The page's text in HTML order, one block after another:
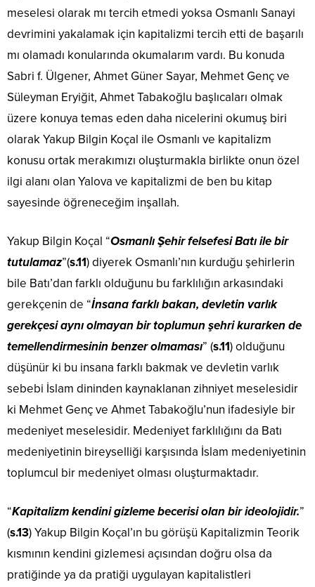
meselesi olarak mı tercih etmedi yoksa Osmanlı Sanayi
devrimini yakalamak için kapitalizmi tercih etti de başarılı
mı olamadı konularında okumalarım vardı. Bu konuda
Sabri f. Ülgener, Ahmet Güner Sayar, Mehmet Genç ve
Süleyman Eryiğit, Ahmet Tabakoğlu başlıcaları olmak
üzere konuya temas eden daha nicelerini okumuş biri
olarak Yakup Bilgin Koçal ile Osmanlı ve kapitalizm
konusu ortak merakımızı oluşturmakla birlikte onun özel
ilgi alanı olan Yalova ve kapitalizmi de ben bu kitap
sayesinde öğreneceğim inşallah.
Yakup Bilgin Koçal “Osmanlı Şehir felsefesi Batı ile bir
tutulamaz”(s.11) diyerek Osmanlı’nın kurduğu şehirlerin
bile Batı’dan farklı olduğunu bu farklılığın arkasındaki
gerekçenin de “İnsana farklı bakan, devletin varlık
gerekçesi aynı olmayan bir toplumun şehri kurarken de
temellendirmesinin benzer olmaması” (s.11) olduğunu
düşünür ki bu insana farklı bakmak ve devletin varlık
sebebi İslam dininden kaynaklanan zihniyet meselesidir
ki Mehmet Genç ve Ahmet Tabakoğlu’nun ifadesiyle bir
medeniyet meselesidir. Medeniyet farklılığını da Batı
medeniyetinin bireyselliği karşısında İslam medeniyetinin
toplumcul bir medeniyet olması oluşturmaktadır.
“Kapitalizm kendini gizleme becerisi olan bir ideolojidir.”
(s.13) Yakup Bilgin Koçal’ın bu görüşü Kapitalizmin Teorik
kısmının kendini gizlemesi açısından doğru olsa da
pratiğinde ya da pratiği uygulayan kapitalistleri